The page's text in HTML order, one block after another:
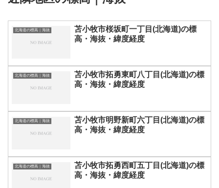
北海道の標高｜海抜
苫小牧市桜坂町一丁目(北海道)の標
高・海抜・緯度経度
北海道の標高｜海抜
苫小牧市拓勇東町八丁目(北海道)の標
高・海抜・緯度経度
北海道の標高｜海抜
苫小牧市明野新町六丁目(北海道)の標
高・海抜・緯度経度
北海道の標高｜海抜
苫小牧市拓勇西町五丁目(北海道)の標
高・海抜・緯度経度